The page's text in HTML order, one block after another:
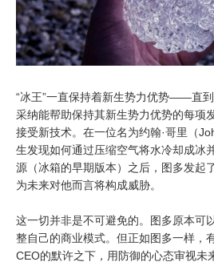
“冰王”一直保持着新生势力优势——直
采纳能帮助保持其新生势力优势的每
接受新技术。在一位名为约翰·哥里（
生发现如何通过压缩空气将水冷却成冰
源（冰箱的早期版本）之后，图多发起
为未来对他而言将构成威胁。
这一切并非是不可避免的。图多原本可
整自己的商业模式。但正如图多一样，
CEO的默许之下，用防御的心态审视未